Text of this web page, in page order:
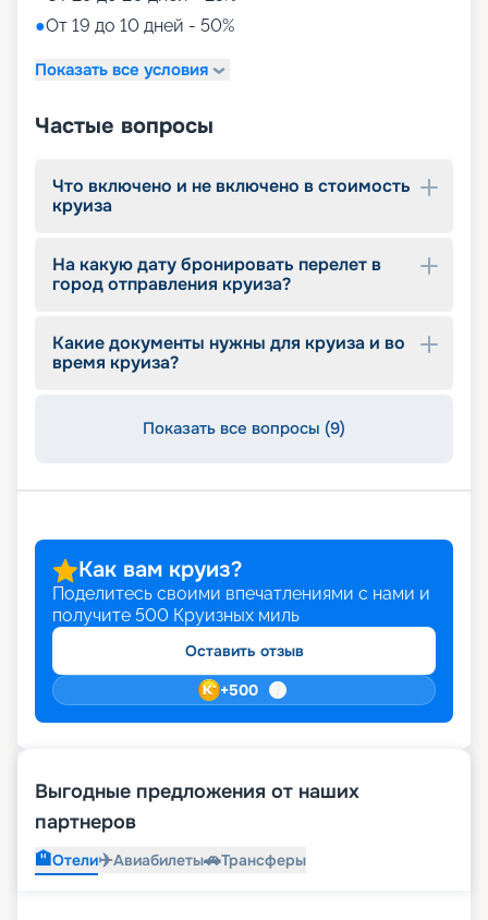
Досуг
В плане корабля предусмотрена специально
Оформлена фитнес-зона с современными
тренажерами. Продуман маршрут по роликовым
Гости, предпочитающие спокойные культурные
мероприятия, по достоинству оценят
мюзиклов и кинотеатр.
Даже подробный обзор круизного лайнера не
Информацию о круизах, актуальных на 2026 -
●От 19 до 10 дней - 50%
Показать все условия
Частые вопросы
Что включено и не включено в стоимость
круиза
На какую дату бронировать перелет в
город отправления круиза?
Какие документы нужны для круиза и во
время круиза?
Показать все вопросы (9)
Как вам круиз?
Поделитесь своими впечатлениями с нами и
получите 500 Круизных миль
Оставить отзыв
+500
Выгодные предложения от наших
партнеров
🏨Отели✈️Авиабилеты🚗Трансферы